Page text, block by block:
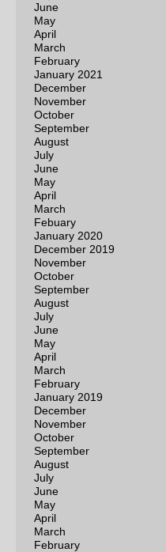
June
May
April
March
February
January 2021
December
November
October
September
August
July
June
May
April
March
Febuary
January 2020
December 2019
November
October
September
August
July
June
May
April
March
February
January 2019
December
November
October
September
August
July
June
May
April
March
February